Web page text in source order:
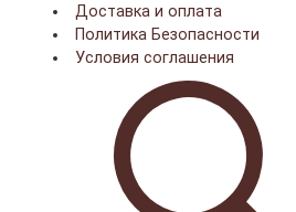
Доставка и оплата
Политика Безопасности
Условия соглашения